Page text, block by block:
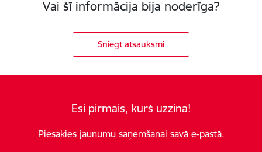
Vai šī informācija bija noderīga?
Sniegt atsauksmi
Esi pirmais, kurš uzzina!
Piesakies jaunumu saņemšanai savā e-pastā.